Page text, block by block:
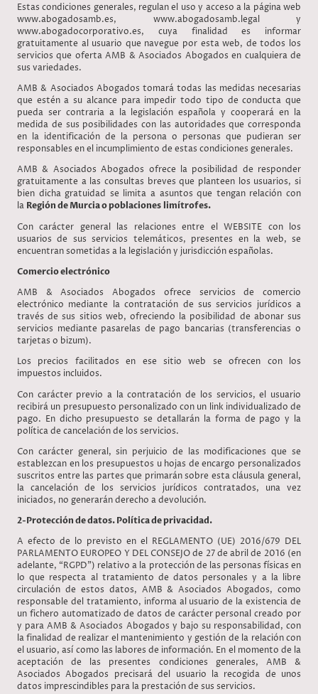
Estas condiciones generales, regulan el uso y acceso a la página web
www.abogadosamb.es, www.abogadosamb.legal y
www.abogadocorporativo.es, cuya finalidad es informar
gratuitamente al usuario que navegue por esta web, de todos los
servicios que oferta AMB & Asociados Abogados en cualquiera de
sus variedades.
AMB & Asociados Abogados tomará todas las medidas necesarias
que estén a su alcance para impedir todo tipo de conducta que
pueda ser contraria a la legislación española y cooperará en la
medida de sus posibilidades con las autoridades que corresponda
en la identificación de la persona o personas que pudieran ser
responsables en el incumplimiento de estas condiciones generales.
AMB & Asociados Abogados ofrece la posibilidad de responder
gratuitamente a las consultas breves que planteen los usuarios, si
bien dicha gratuidad se limita a asuntos que tengan relación con
la Región de Murcia o poblaciones limítrofes.
Con carácter general las relaciones entre el WEBSITE con los
usuarios de sus servicios telemáticos, presentes en la web, se
encuentran sometidas a la legislación y jurisdicción españolas.
Comercio electrónico
AMB & Asociados Abogados ofrece servicios de comercio
electrónico mediante la contratación de sus servicios jurídicos a
través de sus sitios web, ofreciendo la posibilidad de abonar sus
servicios mediante pasarelas de pago bancarias (transferencias o
tarjetas o bizum).
Los precios facilitados en ese sitio web se ofrecen con los
impuestos incluidos.
Con carácter previo a la contratación de los servicios, el usuario
recibirá un presupuesto personalizado con un link individualizado de
pago. En dicho presupuesto se detallarán la forma de pago y la
política de cancelación de los servicios.
Con carácter general, sin perjuicio de las modificaciones que se
establezcan en los presupuestos u hojas de encargo personalizados
suscritos entre las partes que primarán sobre esta cláusula general,
la cancelación de los servicios jurídicos contratados, una vez
iniciados, no generarán derecho a devolución.
2-Protección de datos. Política de privacidad.
A efecto de lo previsto en el REGLAMENTO (UE) 2016/679 DEL
PARLAMENTO EUROPEO Y DEL CONSEJO de 27 de abril de 2016 (en
adelante, “RGPD”) relativo a la protección de las personas físicas en
lo que respecta al tratamiento de datos personales y a la libre
circulación de estos datos, AMB & Asociados Abogados, como
responsable del tratamiento, informa al usuario de la existencia de
un fichero automatizado de datos de carácter personal creado por
y para AMB & Asociados Abogados y bajo su responsabilidad, con
la finalidad de realizar el mantenimiento y gestión de la relación con
el usuario, así como las labores de información. En el momento de la
aceptación de las presentes condiciones generales, AMB &
Asociados Abogados precisará del usuario la recogida de unos
datos imprescindibles para la prestación de sus servicios.